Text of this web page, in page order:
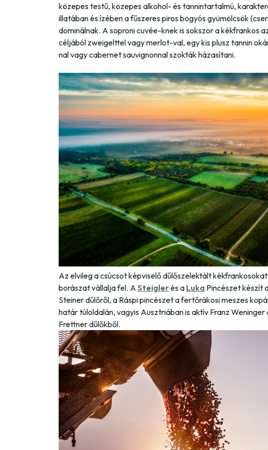
közepes testű, közepes alkohol- és tannintartalmú,
illatában és ízében a fűszeres piros bogyós gyümölcsök
dominálnak. A soproni cuvée-knek is sokszor a kékfrankos
céljából zweigelttel vagy merlot-val, egy kis plusz tannin
nal vagy cabernet sauvignonnal szokták házasítani.
Az elvileg a csúcsot képviselő dűlőszelektált
borászat vállalja fel. A Steiglerés a Luka Pincészet készít
Steiner dűlőről, a Ráspi pincészet a fertőrákosi meszes
határ túloldalán, vagyis Ausztriában is aktív Franz Weninger
Frettner dűlőkből.